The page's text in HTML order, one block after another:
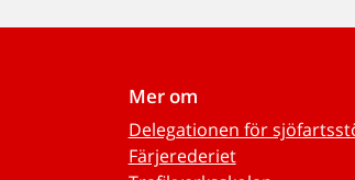
Mer om
Delegationen för
Färjerederiet